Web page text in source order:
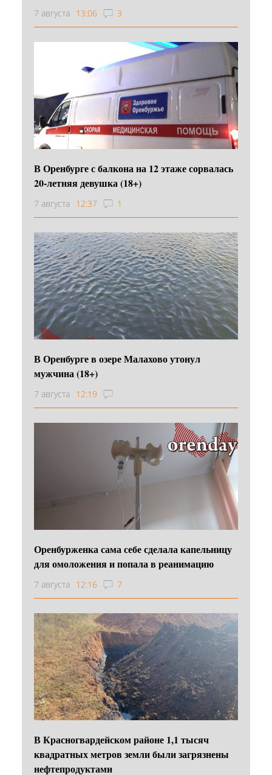
7 августа 13:06 3
В Оренбурге с балкона на 12 этаже сорвалась
20-летняя девушка (18+)
7 августа 12:37 1
В Оренбурге в озере Малахово утонул
мужчина (18+)
7 августа 12:19
Оренбурженка сама себе сделала капельницу
для омоложения и попала в реанимацию
7 августа 12:16 7
В Красногвардейском районе 1,1 тысяч
квадратных метров земли были загрязнены
нефтепродуктами